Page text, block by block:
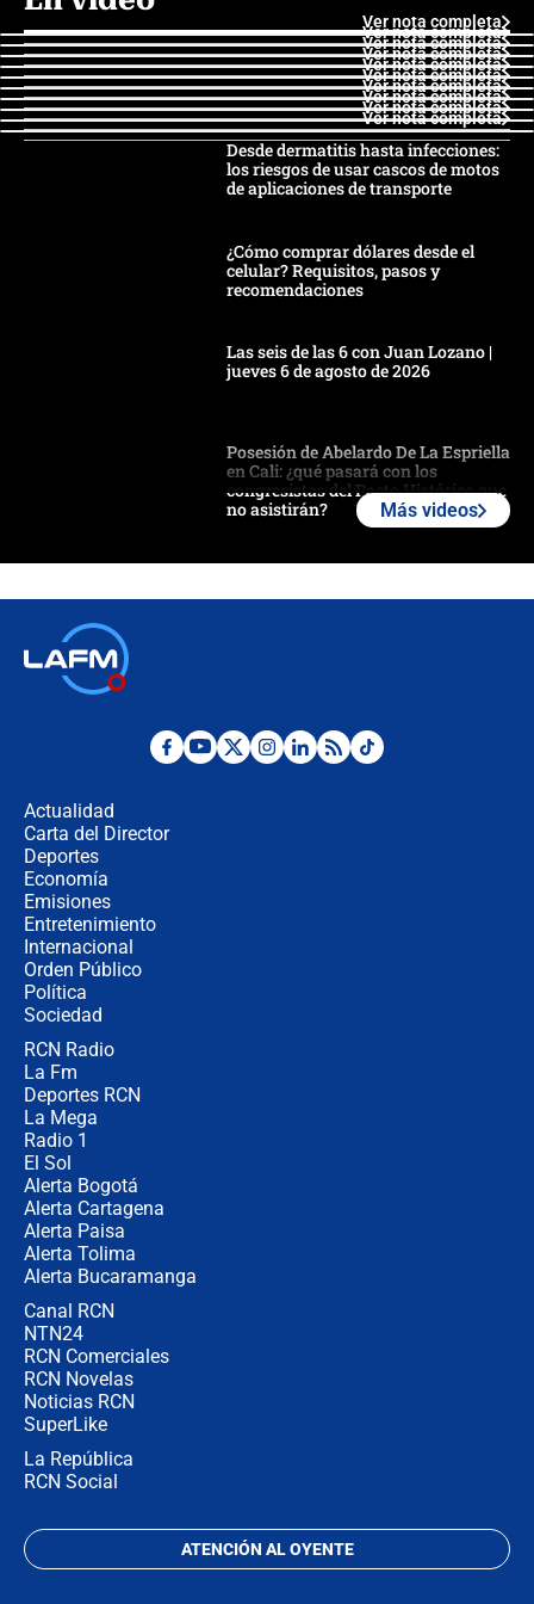
Ver nota completa
Ver nota completa
Ver nota completa
Ver nota completa
Ver nota completa
Ver nota completa
Ver nota completa
Ver nota completa
Ver nota completa
Ver nota completa
Desde dermatitis hasta infecciones:
los riesgos de usar cascos de motos
de aplicaciones de transporte
¿Cómo comprar dólares desde el
celular? Requisitos, pasos y
recomendaciones
Las seis de las 6 con Juan Lozano |
jueves 6 de agosto de 2026
Posesión de Abelardo De La Espriella
en Cali: ¿qué pasará con los
congresistas del Pacto Histórico que
no asistirán?
¿Por qué De la Espriella gobernará
Más videos
Actualidad
Carta del Director
Deportes
Economía
Emisiones
Entretenimiento
Internacional
Orden Público
Política
Sociedad
RCN Radio
La Fm
Deportes RCN
La Mega
Radio 1
El Sol
Alerta Bogotá
Alerta Cartagena
Alerta Paisa
Alerta Tolima
Alerta Bucaramanga
Canal RCN
NTN24
RCN Comerciales
RCN Novelas
Noticias RCN
SuperLike
La República
RCN Social
ATENCIÓN AL OYENTE